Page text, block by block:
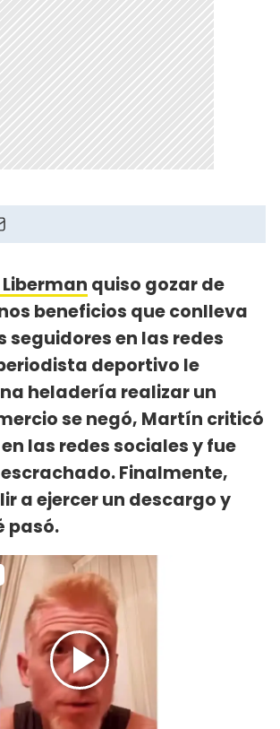
quiso gozar de
beneficios que conlleva
seguidores en las redes
deportivo le
heladería realizar un
se negó, Martín criticó
las redes sociales y fue
Finalmente,
a ejercer un descargo y
pasó.